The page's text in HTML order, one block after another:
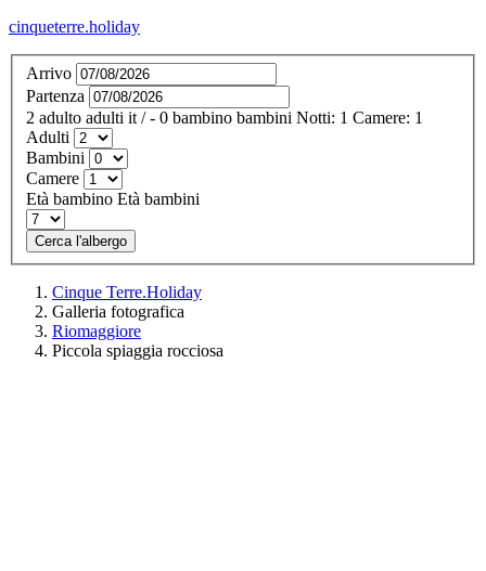
cinqueterre.holiday
Arrivo
Partenza
2 adulto adulti it / - 0 bambino bambini Notti: 1 Camere: 1
Adulti
Bambini
Camere
Età bambino Età bambini
Cerca l'albergo
Cinque Terre.Holiday
Galleria fotografica
Riomaggiore
Piccola spiaggia rocciosa